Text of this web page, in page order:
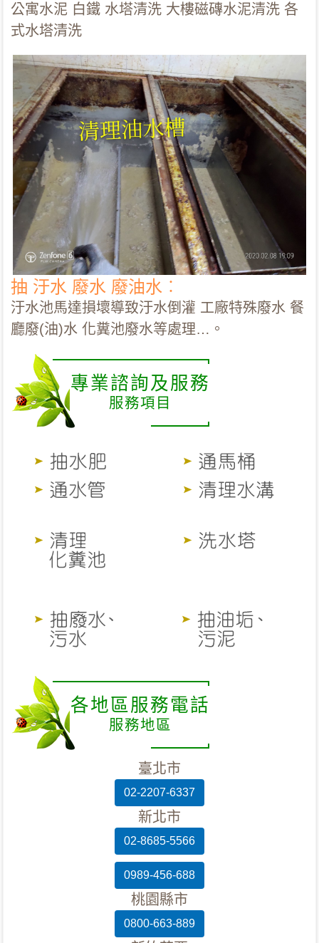
公寓水泥 白鐵 水塔清洗 大樓磁磚水泥清洗 各
式水塔清洗
抽 汙水 廢水 廢油水︰
汙水池馬達損壞導致汙水倒灌 工廠特殊廢水 餐
廳廢(油)水 化糞池廢水等處理…。
專業諮詢及服務
服務項目
各地區服務電話
服務地區
臺北市
02-2207-6337
新北市
02-8685-5566
0989-456-688
桃園縣市
0800-663-889